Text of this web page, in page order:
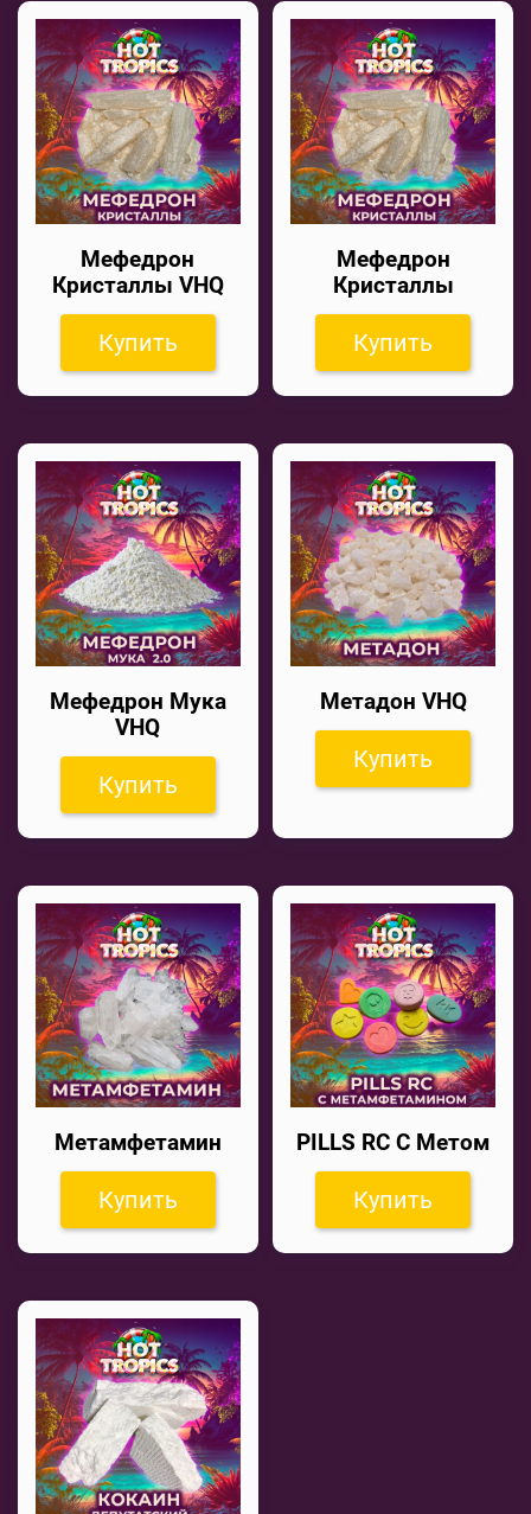
Мефедрон
Кристаллы VHQ
Купить
Мефедрон
Кристаллы
Купить
Мефедрон Мука
VHQ
Купить
Метадон VHQ
Купить
Метамфетамин
Купить
PILLS RC С Метом
Купить